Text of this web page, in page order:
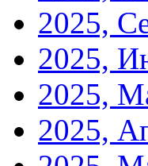
2025,
2025,
2025,
2025,